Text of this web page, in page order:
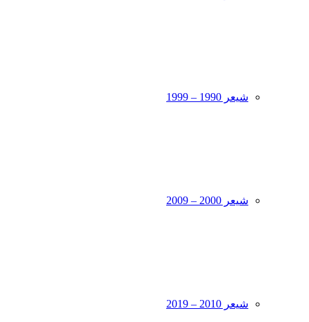
شیعر 1990 – 1999
شیعر 2000 – 2009
شیعر 2010 – 2019